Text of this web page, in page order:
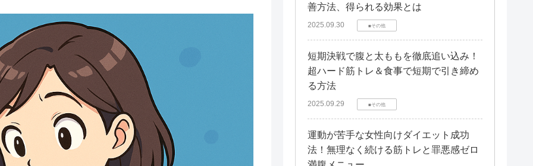
善方法、得られる効果とは
2025.09.30 ■その他
短期決戦で腹と太ももを徹底追い込み！
超ハード筋トレ＆食事で短期で引き締め
る方法
2025.09.29 ■その他
運動が苦手な女性向けダイエット成功
法！無理なく続ける筋トレと罪悪感ゼロ